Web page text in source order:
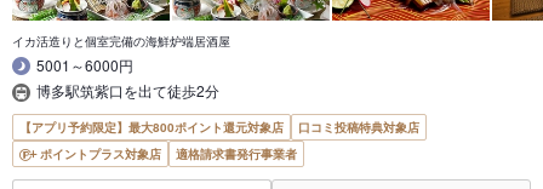
イカ活造りと個室完備の海鮮炉端居酒屋
5001～6000円
博多駅筑紫口を出て徒歩2分
【アプリ予約限定】最大800ポイント還元対象店
口コミ投稿特典対象店
ポイントプラス対象店
適格請求書発行事業者